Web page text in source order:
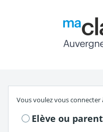
Vous voulez vous connecter
Elève ou parent